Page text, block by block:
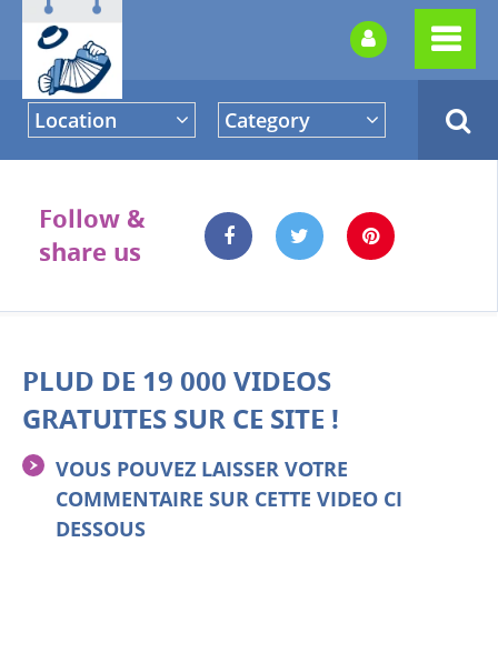
Location Category
Follow &
share us
PLUD DE 19 000 VIDEOS
GRATUITES SUR CE SITE !
VOUS POUVEZ LAISSER VOTRE
COMMENTAIRE SUR CETTE VIDEO CI
DESSOUS